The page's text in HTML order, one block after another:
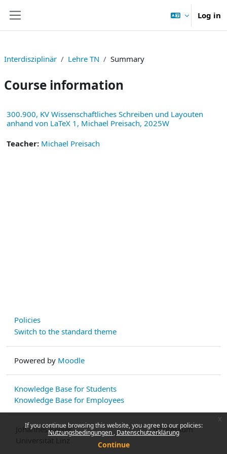
If you continue browsing this website, you agree to our policies:
Nutzungsbedingungen Datenschutzerklärung
Continue
Log in
Interdisziplinär Lehre TN Summary
Course information
300.900, KV Wissenschaftliches Schreiben und Layouten
anhand von LaTeX 1, Michael Preisach, 2025W
Teacher: Michael Preisach
Policies
Switch to the standard theme
Powered by Moodle
Knowledge Base for Students
Knowledge Base for Employees
Johannes Kepler
Impressum